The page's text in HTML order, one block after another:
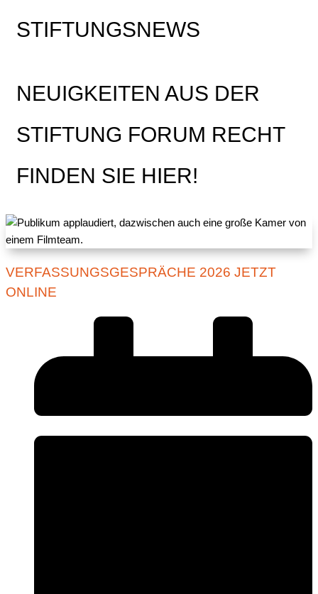
STIFTUNGSNEWS
NEUIGKEITEN AUS DER
STIFTUNG FORUM RECHT
FINDEN SIE HIER!
VERFASSUNGSGESPRÄCHE 2026 JETZT
ONLINE